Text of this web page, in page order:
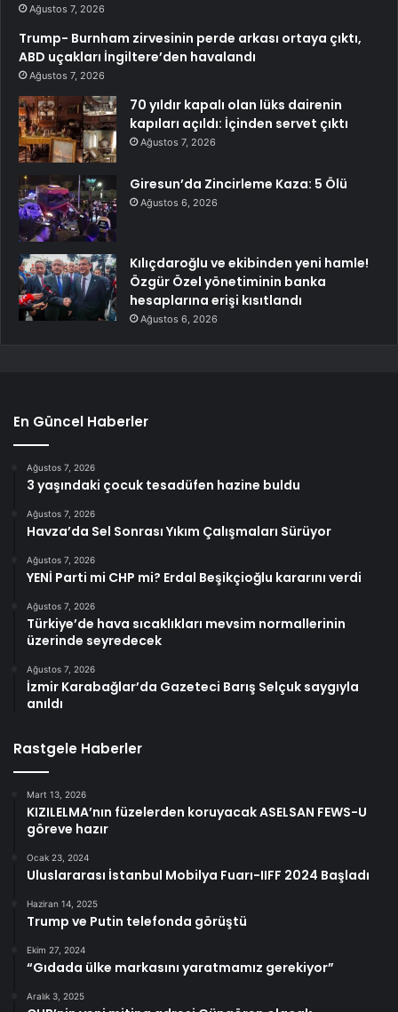
Ağustos 7, 2026
Trump- Burnham zirvesinin perde arkası ortaya çıktı,
ABD uçakları İngiltere’den havalandı
Ağustos 7, 2026
70 yıldır kapalı olan lüks dairenin
kapıları açıldı: İçinden servet çıktı
Ağustos 7, 2026
Giresun’da Zincirleme Kaza: 5 Ölü
Ağustos 6, 2026
Kılıçdaroğlu ve ekibinden yeni hamle!
Özgür Özel yönetiminin banka
hesaplarına erişi kısıtlandı
Ağustos 6, 2026
En Güncel Haberler
Ağustos 7, 2026
3 yaşındaki çocuk tesadüfen hazine buldu
Ağustos 7, 2026
Havza’da Sel Sonrası Yıkım Çalışmaları Sürüyor
Ağustos 7, 2026
YENİ Parti mi CHP mi? Erdal Beşikçioğlu kararını verdi
Ağustos 7, 2026
Türkiye’de hava sıcaklıkları mevsim normallerinin
üzerinde seyredecek
Ağustos 7, 2026
İzmir Karabağlar’da Gazeteci Barış Selçuk saygıyla
anıldı
Rastgele Haberler
Mart 13, 2026
KIZILELMA’nın füzelerden koruyacak ASELSAN FEWS-U
göreve hazır
Ocak 23, 2024
Uluslararası İstanbul Mobilya Fuarı-IIFF 2024 Başladı
Haziran 14, 2025
Trump ve Putin telefonda görüştü
Ekim 27, 2024
“Gıdada ülke markasını yaratmamız gerekiyor”
Aralık 3, 2025